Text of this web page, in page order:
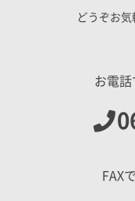
どうぞお気
お電
FAX